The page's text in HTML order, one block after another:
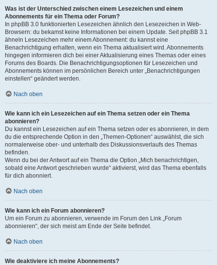
Was ist der Unterschied zwischen einem Lesezeichen und einem
Abonnements für ein Thema oder Forum?
In phpBB 3.0 funktionierten Lesezeichen ähnlich den Lesezeichen in Web-
Browsern: du bekamst keine Informationen bei einem Update. Seit phpBB 3.1
ähneln Lesezeichen mehr einem Abonnement: du kannst eine
Benachrichtigung erhalten, wenn ein Thema aktualisiert wird. Abonnements
hingegen informieren dich bei einer Aktualisierung eines Themas oder eines
Forums des Boards. Die Benachrichtigungsoptionen für Lesezeichen und
Abonnements können im persönlichen Bereich unter „Benachrichtigungen
einstellen“ geändert werden.
Nach oben
Wie kann ich ein Lesezeichen auf ein Thema setzen oder ein Thema
abonnieren?
Du kannst ein Lesezeichen auf ein Thema setzen oder es abonnieren, in dem
du die entsprechende Option in den „Themen-Optionen“ auswählst, die sich
normalerweise ober- und unterhalb des Diskussionsverlaufs des Themas
befinden.
Wenn du bei der Antwort auf ein Thema die Option „Mich benachrichtigen,
sobald eine Antwort geschrieben wurde“ aktivierst, wird das Thema ebenfalls
für dich abonniert.
Nach oben
Wie kann ich ein Forum abonnieren?
Um ein Forum zu abonnieren, verwende im Forum den Link „Forum
abonnieren“, der sich meist am Ende der Seite befindet.
Nach oben
Wie deaktiviere ich meine Abonnements?